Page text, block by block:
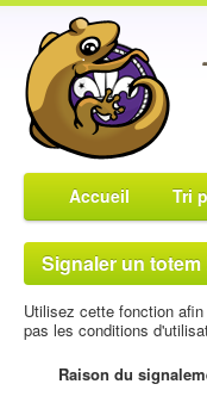
Accueil Tri
Signaler un totem
Utilisez cette fonction
pas les conditions
Raison du